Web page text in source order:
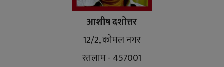
आशीष दशोत्तर
12/2, कोमल नगर
रतलाम - 457001